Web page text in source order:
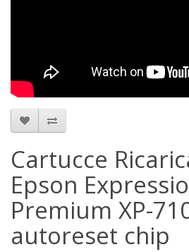
Cartucce
Epson
Premium XP-
autoreset chip